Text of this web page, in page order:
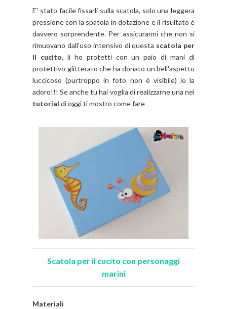
E' stato facile fissarli sulla scatola, solo una leggera
pressione con la spatola in dotazione e il risultato è
davvero sorprendente. Per assicurarmi che non si
rimuovano dall'uso intensivo di questa scatola per
il cucito,li ho protetti con un paio di mani di
protettivo glitterato che ha donato un bell'aspetto
luccicoso (purtroppo in foto non è visibile) io la
adoro!!! Se anche tu hai voglia di realizzarne una nel
tutorial di oggi ti mostro come fare
Scatola per il cucito con personaggi
marini
Materiali